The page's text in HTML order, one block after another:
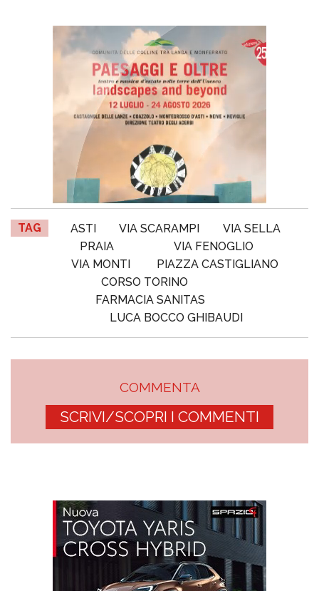
TAG ASTI VIA SCARAMPI
VIA SELLA
PRAIA
VIA FENOGLIO
VIA MONTI
PIAZZA CASTIGLIANO
CORSO TORINO
FARMACIA SANITAS
LUCA BOCCO GHIBAUDI
COMMENTA
SCRIVI/SCOPRI I COMMENTI